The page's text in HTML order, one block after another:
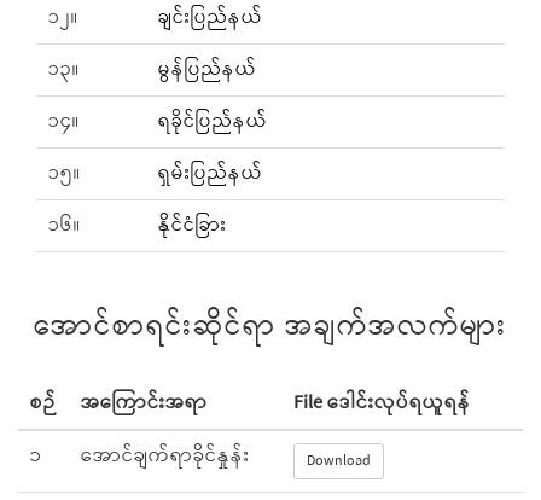
၁၂။
ချင်းပြည်နယ်
၁၃။
မွန်ပြည်နယ်
၁၄။
ရခိုင်ပြည်နယ်
၁၅။
ရှမ်းပြည်နယ်
၁၆။
နိုင်ငံခြား
အောင်စာရင်းဆိုင်ရာ အချက်အလက်များ
စဉ် အကြောင်းအရာ
File ဒေါင်းလုပ်ရယူရန်
၁
အောင်ချက်ရာခိုင်နှုန်း Download